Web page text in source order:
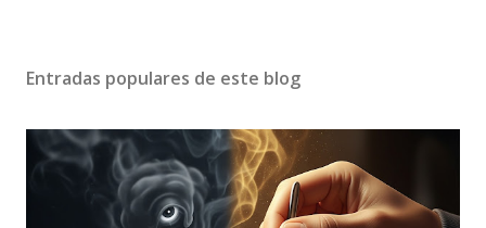
Entradas populares de este blog